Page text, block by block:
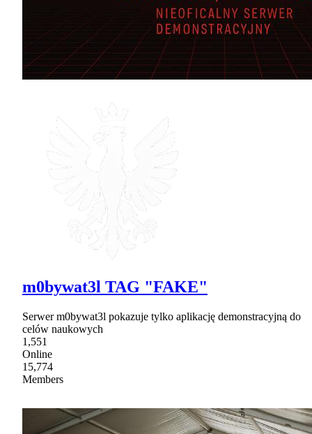
m0bywat3l TAG "FAKE"
Serwer m0bywat3l pokazuje tylko aplikację demonstracyjną do
celów naukowych
1,551
Online
15,774
Members